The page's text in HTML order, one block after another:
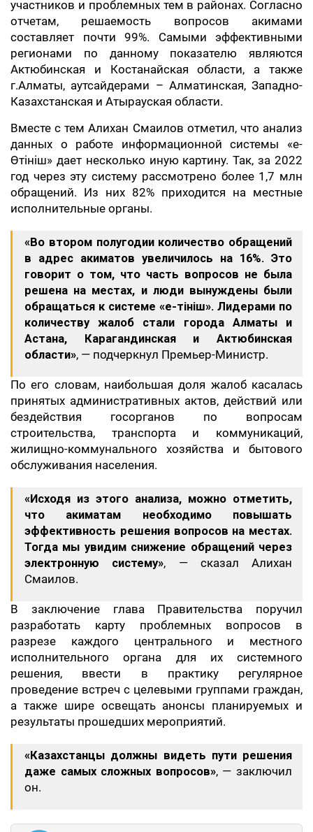
участников и проблемных тем в районах. Согласно
отчетам, решаемость вопросов акимами
составляет почти 99%. Самыми эффективными
регионами по данному показателю являются
Актюбинская и Костанайская области, а также
г.Алматы, аутсайдерами – Алматинская, Западно-
Казахстанская и Атырауская области.
Вместе с тем Алихан Смаилов отметил, что анализ
данных о работе информационной системы «е-
Өтініш» дает несколько иную картину. Так, за 2022
год через эту систему рассмотрено более 1,7 млн
обращений. Из них 82% приходится на местные
исполнительные органы.
«Во втором полугодии количество обращений
в адрес акиматов увеличилось на 16%. Это
говорит о том, что часть вопросов не была
решена на местах, и люди вынуждены были
обращаться к системе «е-Өтініш». Лидерами по
количеству жалоб стали города Алматы и
Астана, Карагандинская и Актюбинская
области», — подчеркнул Премьер-Министр.
По его словам, наибольшая доля жалоб касалась
принятых административных актов, действий или
бездействия госорганов по вопросам
строительства, транспорта и коммуникаций,
жилищно-коммунального хозяйства и бытового
обслуживания населения.
«Исходя из этого анализа, можно отметить,
что акиматам необходимо повышать
эффективность решения вопросов на местах.
Тогда мы увидим снижение обращений через
электронную систему», — сказал Алихан
Смаилов.
В заключение глава Правительства поручил
разработать карту проблемных вопросов в
разрезе каждого центрального и местного
исполнительного органа для их системного
решения, ввести в практику регулярное
проведение встреч с целевыми группами граждан,
а также шире освещать анонсы планируемых и
результаты прошедших мероприятий.
«Казахстанцы должны видеть пути решения
даже самых сложных вопросов», — заключил
он.